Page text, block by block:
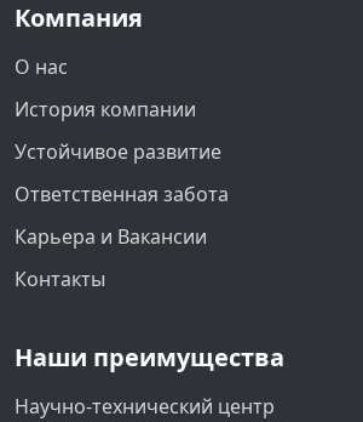
Компания
О нас
История компании
Устойчивое развитие
Ответственная забота
Карьера и Вакансии
Контакты
Наши преимущества
Научно-технический центр